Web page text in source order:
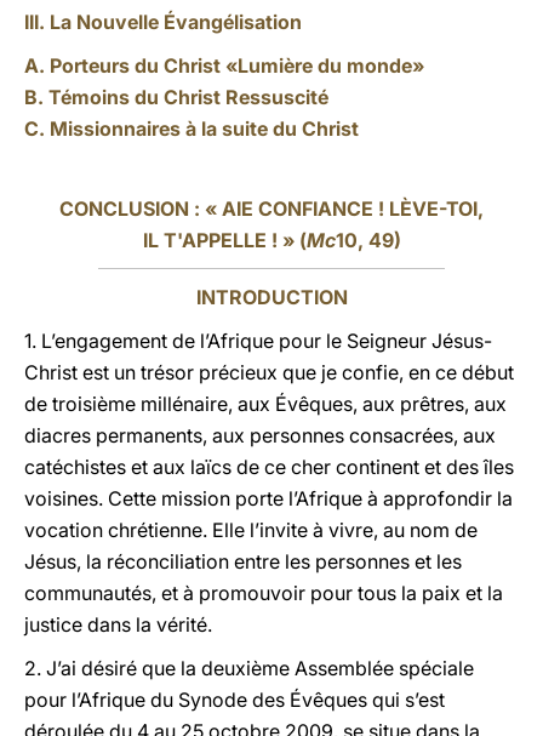
III. La Nouvelle Évangélisation
A. Porteurs du Christ «Lumière du monde»
B. Témoins du Christ Ressuscité
C. Missionnaires à la suite du Christ
CONCLUSION : « AIE CONFIANCE ! LÈVE-TOI,
IL T'APPELLE ! » (Mc10, 49)
INTRODUCTION
1. L’engagement de l’Afrique pour le Seigneur Jésus-
Christ est un trésor précieux que je confie, en ce début
de troisième millénaire, aux Évêques, aux prêtres, aux
diacres permanents, aux personnes consacrées, aux
catéchistes et aux laïcs de ce cher continent et des îles
voisines. Cette mission porte l’Afrique à approfondir la
vocation chrétienne. Elle l’invite à vivre, au nom de
Jésus, la réconciliation entre les personnes et les
communautés, et à promouvoir pour tous la paix et la
justice dans la vérité.
2. J’ai désiré que la deuxième Assemblée spéciale
pour l’Afrique du Synode des Évêques qui s’est
déroulée du 4 au 25 octobre 2009, se situe dans la